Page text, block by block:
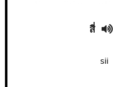
สี่
sii